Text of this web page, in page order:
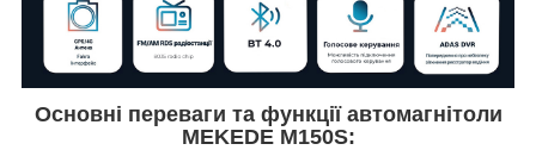
Основні переваги та функції автомагнітоли
MEKEDE M150S: